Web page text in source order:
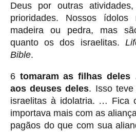
Deus por outras
prioridades. Nossos
madeira ou pedra, mas
quanto os dos israelitas.
Bible.
6 tomaram as filhas
aos deuses deles. Isso
israelitas à idolatria. … Fica
importava mais com as
pagãos do que com sua